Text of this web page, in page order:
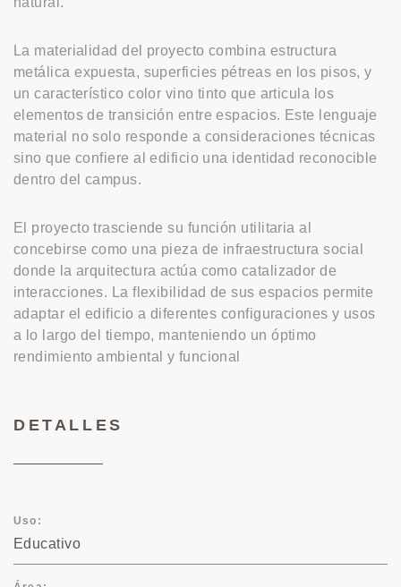
La materialidad del proyecto combina estructura
metálica expuesta, superficies pétreas en los pisos, y
un característico color vino tinto que articula los
elementos de transición entre espacios. Este lenguaje
material no solo responde a consideraciones técnicas
sino que confiere al edificio una identidad reconocible
dentro del campus.
El proyecto trasciende su función utilitaria al
concebirse como una pieza de infraestructura social
donde la arquitectura actúa como catalizador de
interacciones. La flexibilidad de sus espacios permite
adaptar el edificio a diferentes configuraciones y usos
a lo largo del tiempo, manteniendo un óptimo
rendimiento ambiental y funcional
DETALLES
Uso
Educativo